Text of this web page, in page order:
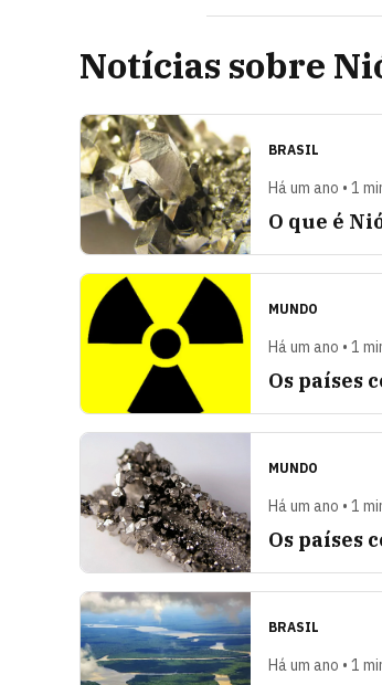
Notícias sobre
BRASIL
Há um ano • 1
O que é
MUNDO
Há um ano • 1
Os países
MUNDO
Há um ano • 1
Os países
BRASIL
Há um ano • 1